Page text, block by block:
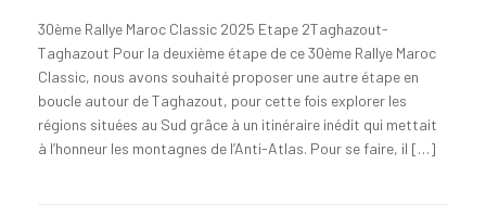
30ème Rallye Maroc Classic 2025 Etape 2Taghazout-
Taghazout Pour la deuxième étape de ce 30ème Rallye Maroc
Classic, nous avons souhaité proposer une autre étape en
boucle autour de Taghazout, pour cette fois explorer les
régions situées au Sud grâce à un itinéraire inédit qui mettait
à l’honneur les montagnes de l’Anti-Atlas. Pour se faire, il […]